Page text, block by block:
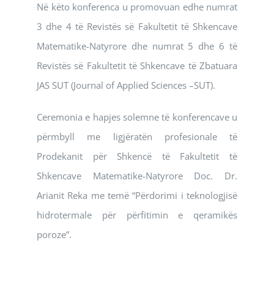
Në këto konferenca u promovuan edhe numrat
3 dhe 4 të Revistës së Fakultetit të Shkencave
Matematike-Natyrore dhe numrat 5 dhe 6 të
Revistës së Fakultetit të Shkencave të Zbatuara
JAS SUT (Journal of Applied Sciences –SUT).
Ceremonia e hapjes solemne të konferencave u
përmbyll me ligjëratën profesionale të
Prodekanit për Shkencë të Fakultetit të
Shkencave Matematike-Natyrore Doc. Dr.
Arianit Reka me temë “Përdorimi i teknologjisë
hidrotermale për përfitimin e qeramikës
poroze”.